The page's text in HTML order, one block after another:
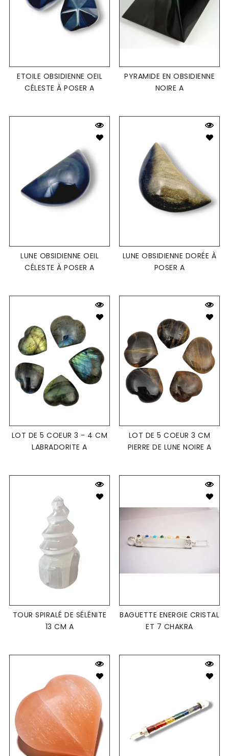
ETOILE OBSIDIENNE OEIL
CÉLESTE À POSER A
PYRAMIDE EN OBSIDIENNE
NOIRE A
LUNE OBSIDIENNE OEIL
CÉLESTE À POSER A
LUNE OBSIDIENNE DORÉE À
POSER A
LOT DE 5 COEUR 3 - 4 CM
LABRADORITE A
LOT DE 5 COEUR 3 CM
PIERRE DE LUNE NOIRE A
TOUR SPIRALÉ DE SÉLÉNITE
13 CM A
BAGUETTE ENERGIE CRISTAL
ET 7 CHAKRA